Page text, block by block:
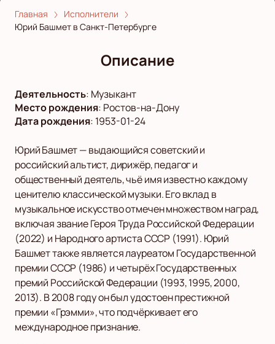
Главная
Исполнители
Юрий Башмет в Санкт-Петербурге
Описание
Деятельность: Музыкант
Место рождения: Ростов-на-Дону
Дата рождения: 1953-01-24
Юрий Башмет — выдающийся советский и
российский альтист, дирижёр, педагог и
общественный деятель, чьё имя известно каждому
ценителю классической музыки. Его вклад в
музыкальное искусство отмечен множеством наград,
включая звание Героя Труда Российской Федерации
(2022) и Народного артиста СССР (1991). Юрий
Башмет также является лауреатом Государственной
премии СССР (1986) и четырёх Государственных
премий Российской Федерации (1993, 1995, 2000,
2013). В 2008 году он был удостоен престижной
премии «Грэмми», что подчёркивает его
международное признание.